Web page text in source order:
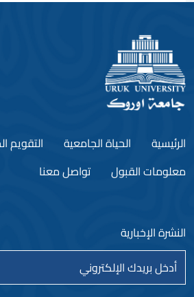
الرئيسية الحياة الجامعية
التقويم
معلومات القبول
تواصل معنا
النشرة الإخبارية